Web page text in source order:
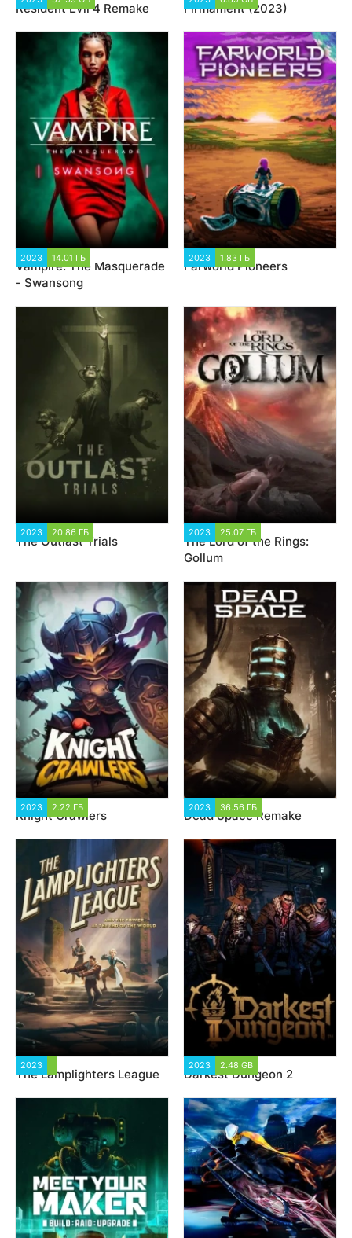
Resident Evil 4 Remake Firmament (2023)
2023 14.01 ГБ
Vampire: The Masquerade
- Swansong
2023 1.83 ГБ
Farworld Pioneers
2023 20.86 ГБ
The Outlast Trials
2023 25.07 ГБ
The Lord of the Rings:
Gollum
2023 2.22 ГБ
Knight Crawlers
2023 36.56 ГБ
Dead Space Remake
2023
The Lamplighters League
2023 2.48 GB
Darkest Dungeon 2